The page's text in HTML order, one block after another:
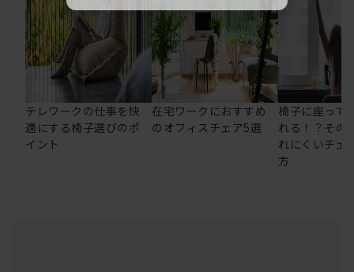
テレワークの仕事を快
適にする椅子選びのポ
イント
在宅ワークにおすすめ
のオフィスチェア5選
椅子に座って
れる！？その
れにくいチェ
方